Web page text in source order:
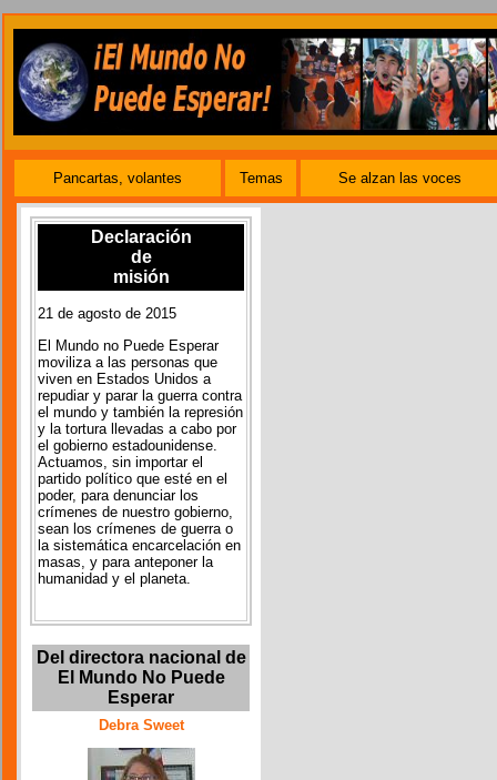
Pancartas, volantes Temas Se alzan las voces
Declaración
de
misión
21 de agosto de 2015
El Mundo no Puede Esperar
moviliza a las personas que
viven en Estados Unidos a
repudiar y parar la guerra contra
el mundo y también la represión
y la tortura llevadas a cabo por
el gobierno estadounidense.
Actuamos, sin importar el
partido político que esté en el
poder, para denunciar los
crímenes de nuestro gobierno,
sean los crímenes de guerra o
la sistemática encarcelación en
masas, y para anteponer la
humanidad y el planeta.
Del directora nacional de
El Mundo No Puede
Esperar
Debra Sweet